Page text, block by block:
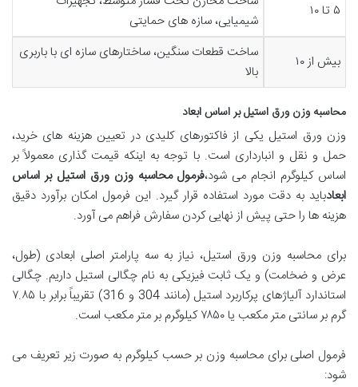
۵ تا ۱۰
شیمیایی، سازه های حمایتی
بیش از ۱۰
ساخت قطعات سنگین، ساختارهای سازه ای با باربری
بالا
محاسبه وزن ورق استیل بر اساس ابعاد
وزن ورق استیل یکی از فاکتورهای کلیدی در تعیین هزینه های خرید،
حمل و نقل و انبارداری است. با توجه به اینکه قیمت گذاری معمولاً بر
اساس کیلوگرم انجام می شود،فرمول محاسبه وزن ورق استیل بر اساس
ابعادباید به دقت مورد استفاده قرار گیرد. این فرمول امکان برآورد دقیق
هزینه ها را حتی پیش از نهایی کردن سفارش فراهم می آورد.
برای محاسبه وزن ورق استیل، نیاز به سه پارامتر اصلی ابعادی (طول،
عرض و ضخامت) و یک ثابت فیزیکی به نام چگالی استیل داریم. چگالی
استاندارد آلیاژهای پرکاربرد استیل (مانند 304 و 316) تقریباً برابر با ۷.۸۵
گرم بر سانتی متر مکعب یا ۷۸۵۰ کیلوگرم بر متر مکعب است.
فرمول اصلی برای محاسبه وزن بر حسب کیلوگرم به صورت زیر تعریف می
شود: